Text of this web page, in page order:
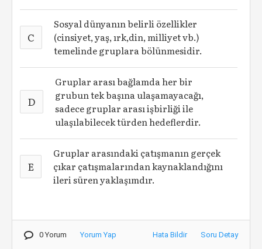
C
Sosyal dünyanın belirli özellikler
(cinsiyet, yaş, ırk,din, milliyet vb.)
temelinde gruplara bölünmesidir.
D
Gruplar arası bağlamda her bir
grubun tek başına ulaşamayacağı,
sadece gruplar arası işbirliği ile
ulaşılabilecek türden hedeflerdir.
E
Gruplar arasındaki çatışmanın gerçek
çıkar çatışmalarından kaynaklandığını
ileri süren yaklaşımdır.
0 Yorum Yorum Yap Hata Bildir Soru Detay